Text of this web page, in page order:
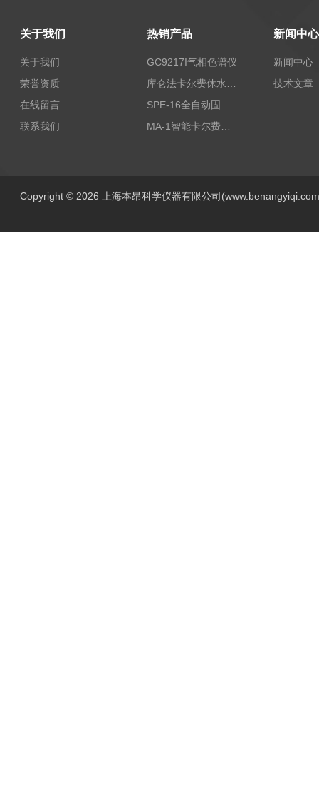
关于我们
关于我们
荣誉资质
在线留言
联系我们
热销产品
GC9217I气相色谱仪
MA-1智能卡尔费休水分测定仪
新闻中心
新闻中心
技术文章
Copyright © 2026 上海本昂科学仪器有限公司